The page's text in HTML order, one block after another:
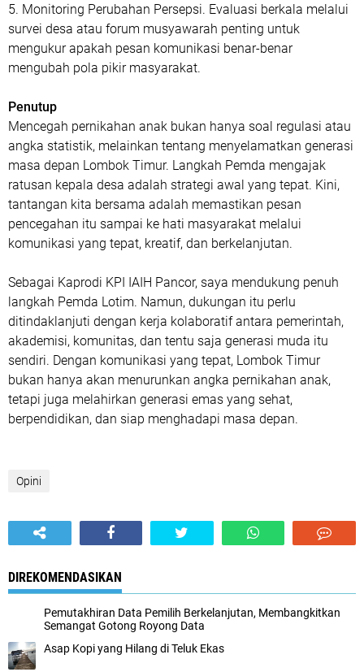
5. Monitoring Perubahan Persepsi. Evaluasi berkala melalui
survei desa atau forum musyawarah penting untuk
mengukur apakah pesan komunikasi benar-benar
mengubah pola pikir masyarakat.
Penutup
Mencegah pernikahan anak bukan hanya soal regulasi atau
angka statistik, melainkan tentang menyelamatkan generasi
masa depan Lombok Timur. Langkah Pemda mengajak
ratusan kepala desa adalah strategi awal yang tepat. Kini,
tantangan kita bersama adalah memastikan pesan
pencegahan itu sampai ke hati masyarakat melalui
komunikasi yang tepat, kreatif, dan berkelanjutan.
Sebagai Kaprodi KPI IAIH Pancor, saya mendukung penuh
langkah Pemda Lotim. Namun, dukungan itu perlu
ditindaklanjuti dengan kerja kolaboratif antara pemerintah,
akademisi, komunitas, dan tentu saja generasi muda itu
sendiri. Dengan komunikasi yang tepat, Lombok Timur
bukan hanya akan menurunkan angka pernikahan anak,
tetapi juga melahirkan generasi emas yang sehat,
berpendidikan, dan siap menghadapi masa depan.
Opini
DIREKOMENDASIKAN
Pemutakhiran Data Pemilih Berkelanjutan, Membangkitkan
Semangat Gotong Royong Data
Asap Kopi yang Hilang di Teluk Ekas